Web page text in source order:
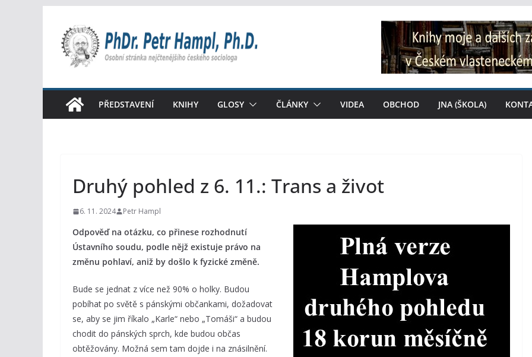
obsah
PŘEDSTAVENÍ KNIHY GLOSY ČLÁNKY VIDEA OBCHOD JNA (ŠKOLA)
Druhý pohled z 6. 11.: Trans a život
6. 11. 2024 Petr Hampl
Odpověď na otázku, co přinese rozhodnutí
Ústavního soudu, podle nějž existuje právo na
změnu pohlaví, aniž by došlo k fyzické změně.
Bude se jednat z více než 90% o holky. Budou
pobíhat po světě s pánskými občankami, dožadovat
se, aby se jim říkalo „Karle“ nebo „Tomáši“ a budou
chodit do pánských sprch, kde budou občas
obtěžovány. Možná sem tam dojde i na znásilnění.